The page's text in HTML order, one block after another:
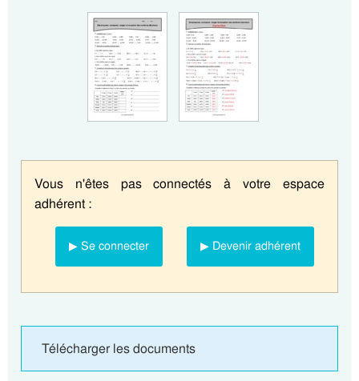
Vous n'êtes pas connectés à votre espace
adhérent :
▶ Se connecter ▶ Devenir adhérent
Télécharger les documents